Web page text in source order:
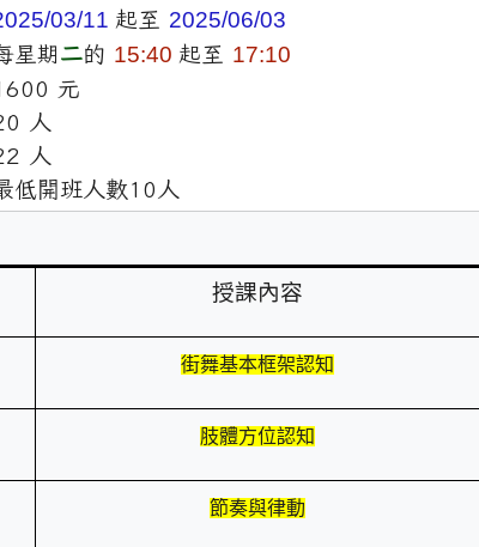
03/11 起至 2025/06/03
星期 二的 15:40 起至 17:10
元
人
人
低開班人數10人
授課內容
街舞基本框架認知
肢體方位認知
節奏與律動
file/